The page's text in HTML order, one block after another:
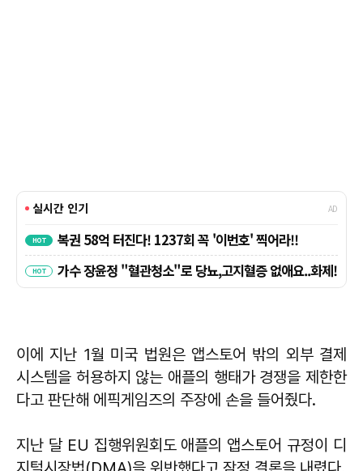
이에 지난 1월 미국 법원은 앱스토어 밖의 외부 결제
시스템을 허용하지 않는 애플의 행태가 경쟁을 제한한
다고 판단해 에픽게임즈의 주장에 손을 들어줬다.
지난 달 EU 집행위원회도 애플의 앱스토어 규정이 디